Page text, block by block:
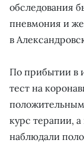
обследования
пневмония и
в
По прибытии в
тест на
курс терапии,
наблюдали